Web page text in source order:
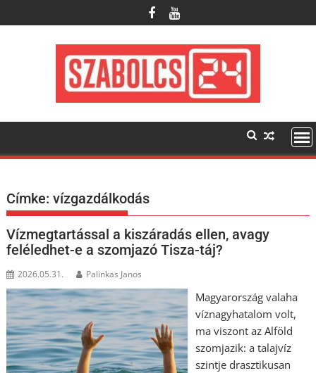
to
Címke:vízgazdálkodás
Vízmegtartással a kiszáradás ellen, avagy
feléledhet-e a szomjazó Tisza-táj?
2026.05.31. Palinkas Janos
Magyarország valaha
víznagyhatalom volt,
ma viszont az Alföld
szomjazik: a talajvíz
szintje drasztikusan